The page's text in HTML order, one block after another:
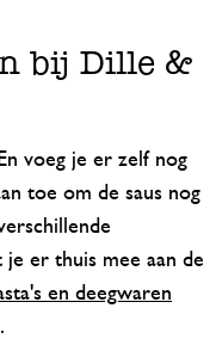
bij Dille &
voeg je er zelf nog
toe om de saus nog
je er thuis mee aan de
en deegwaren